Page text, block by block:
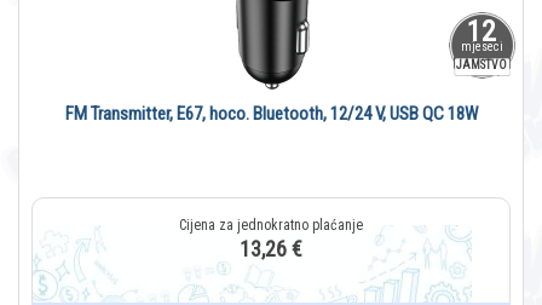
12
mjeseci
JAMSTVO
FM Transmitter, E67, hoco. Bluetooth, 12/24 V, USB QC 18W
13,26 €